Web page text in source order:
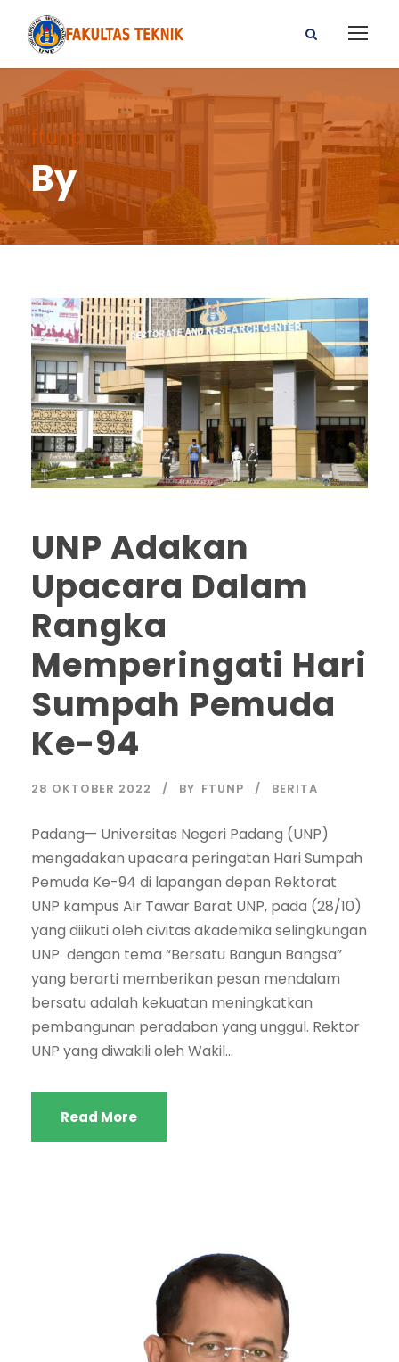
ftunp
By
UNP Adakan
Upacara Dalam
Rangka
Memperingati Hari
Sumpah Pemuda
Ke-94
28 OKTOBER 2022 BY FTUNP BERITA
Padang— Universitas Negeri Padang (UNP)
mengadakan upacara peringatan Hari Sumpah
Pemuda Ke-94 di lapangan depan Rektorat
UNP kampus Air Tawar Barat UNP, pada (28/10)
yang diikuti oleh civitas akademika selingkungan
UNP dengan tema “Bersatu Bangun Bangsa”
yang berarti memberikan pesan mendalam
bersatu adalah kekuatan meningkatkan
pembangunan peradaban yang unggul. Rektor
UNP yang diwakili oleh Wakil...
Read More